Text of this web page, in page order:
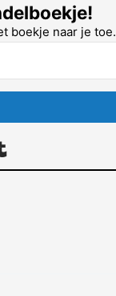
boekje naar je toe.